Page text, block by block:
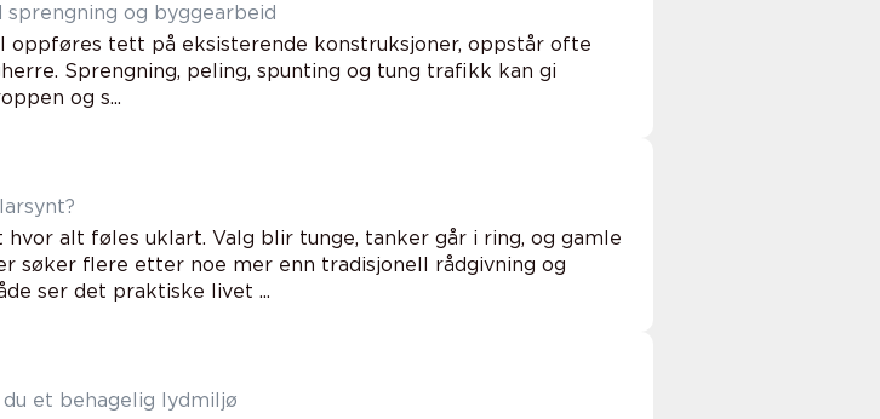
og byggearbeid
oppføres tett på eksisterende konstruksjoner, oppstår ofte
Sprengning, peling, spunting og tung trafikk kan gi
og s...
alt føles uklart. Valg blir tunge, tanker går i ring, og gamle
søker flere etter noe mer enn tradisjonell rådgivning og
ser det praktiske livet ...
et behagelig lydmiljø